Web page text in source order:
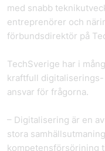
med snabb
entreprenörer och
förbundsdirektör på
TechSverige har i
kraftfull
ansvar för frågorna.
– Digitalisering är en
stora
kompetensförsörjning